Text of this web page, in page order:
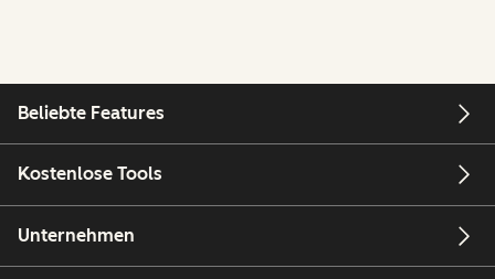
Beliebte Features
Kostenlose Tools
Unternehmen